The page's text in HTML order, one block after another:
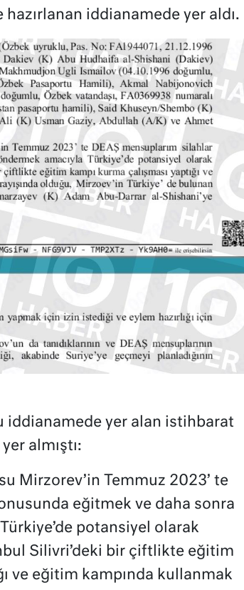
iddianamede yer aldı.
iddianamede yer alan istihbarat
almıştı:
Mirzorev’in Temmuz 2023’ te
eğitmek ve daha sonra
potansiyel olarak
Silivri’deki bir çiftlikte eğitim
ve eğitim kampında kullanmak